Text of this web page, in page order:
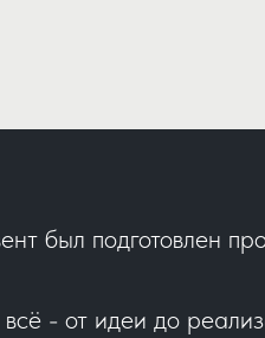
был подготовлен
- от идеи до